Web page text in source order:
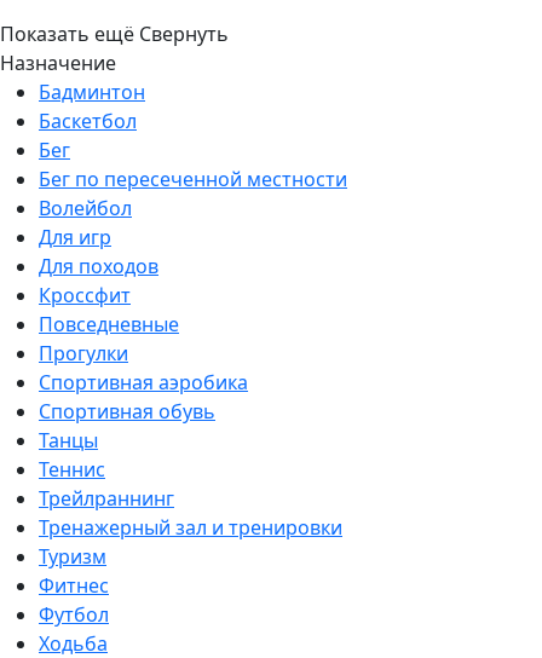
Показать ещё Свернуть
Назначение
Бадминтон
Баскетбол
Бег
Бег по пересеченной местности
Волейбол
Для игр
Для походов
Кроссфит
Повседневные
Прогулки
Спортивная аэробика
Спортивная обувь
Танцы
Теннис
Трейлраннинг
Тренажерный зал и тренировки
Туризм
Фитнес
Футбол
Ходьба